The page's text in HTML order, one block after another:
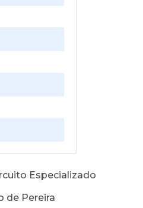
Especializado
de Pereira